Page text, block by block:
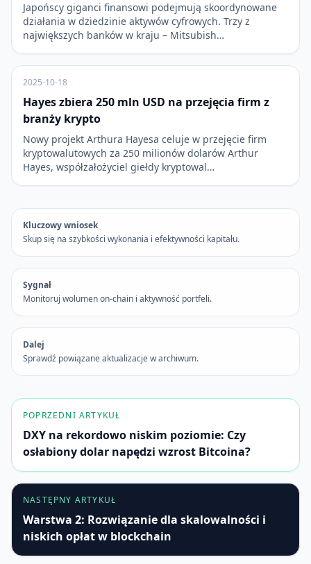
Japońscy giganci finansowi podejmują skoordynowane
działania w dziedzinie aktywów cyfrowych. Trzy z
największych banków w kraju – Mitsubish…
2025-10-18
Hayes zbiera 250 mln USD na przejęcia firm z
branży krypto
Nowy projekt Arthura Hayesa celuje w przejęcie firm
kryptowalutowych za 250 milionów dolarów Arthur
Hayes, współzałożyciel giełdy kryptowal…
Kluczowy wniosek
Skup się na szybkości wykonania i efektywności kapitału.
Sygnał
Monitoruj wolumen on-chain i aktywność portfeli.
Dalej
Sprawdź powiązane aktualizacje w archiwum.
POPRZEDNI ARTYKUŁ
DXY na rekordowo niskim poziomie: Czy
osłabiony dolar napędzi wzrost Bitcoina?
NASTĘPNY ARTYKUŁ
Warstwa 2: Rozwiązanie dla skalowalności i
niskich opłat w blockchain